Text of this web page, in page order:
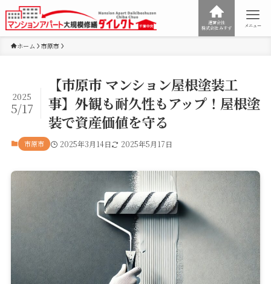
運営会社
株式会社みすず
メニュー
ホーム 市原市
【市原市 マンション屋根塗装工
事】外観も耐久性もアップ！屋根塗
装で資産価値を守る
2025
5/17
市原市 2025年3月14日 2025年5月17日